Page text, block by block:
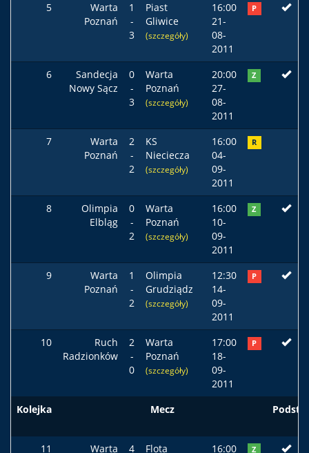
5
Warta
Poznań
1
-
3
Piast
Gliwice
(szczegóły)
16:00
21-
08-
2011
P
6
Sandecja
Nowy Sącz
0
-
3
Warta
Poznań
(szczegóły)
20:00
27-
08-
2011
Z
7
Warta
Poznań
2
-
2
KS
Nieciecza
(szczegóły)
16:00
04-
09-
2011
R
8
Olimpia
Elbląg
0
-
2
Warta
Poznań
(szczegóły)
16:00
10-
09-
2011
Z
9
Warta
Poznań
1
-
2
Olimpia
Grudziądz
(szczegóły)
12:30
14-
09-
2011
P
10
Ruch
Radzionków
2
-
0
Warta
Poznań
(szczegóły)
17:00
18-
09-
2011
P
Kolejka Mecz Podst
11 Warta 4 Flota 16:00 Z